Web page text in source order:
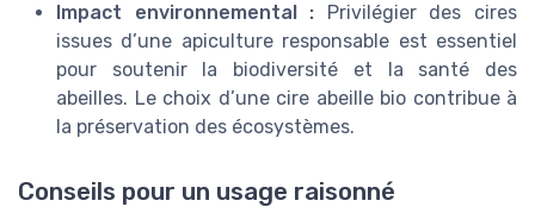
Impact environnemental : Privilégier des cires
issues d’une apiculture responsable est essentiel
pour soutenir la biodiversité et la santé des
abeilles. Le choix d’une cire abeille bio contribue à
la préservation des écosystèmes.
Conseils pour un usage raisonné